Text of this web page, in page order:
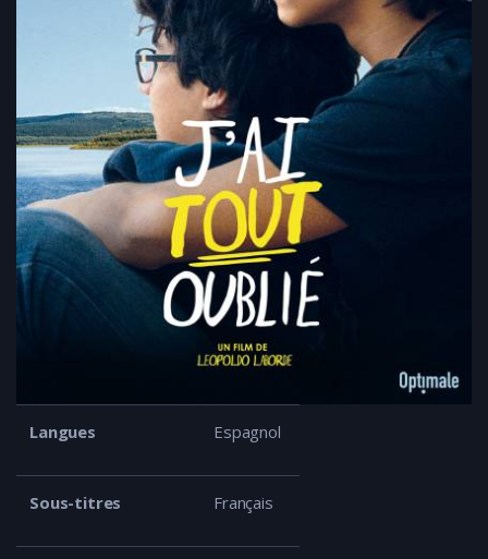
Langues Espagnol
Sous-titres Français